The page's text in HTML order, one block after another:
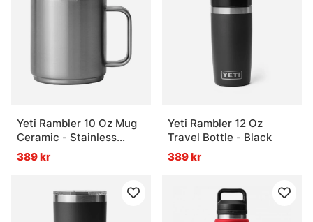
Yeti Rambler 10 Oz Mug
Ceramic - Stainless
Steel
389 kr
Yeti Rambler 12 Oz
Travel Bottle - Black
389 kr